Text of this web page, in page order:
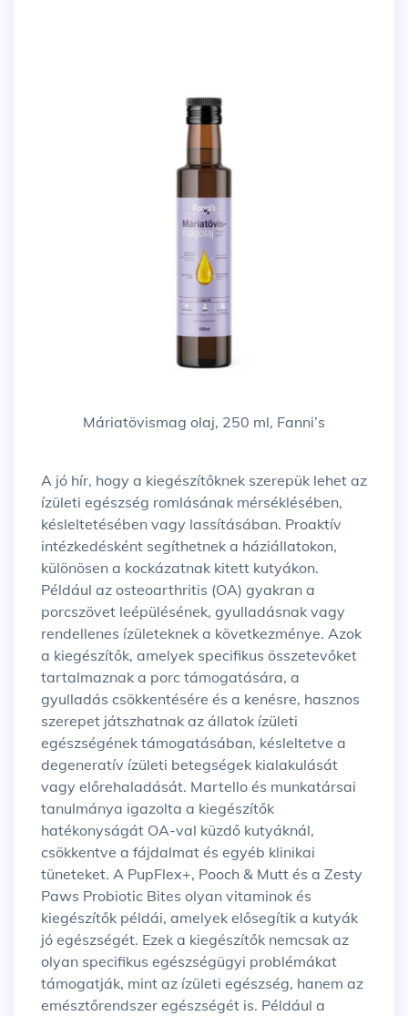
Máriatövismag olaj, 250 ml, Fanni’s
A jó hír, hogy a kiegészítőknek szerepük lehet az
ízületi egészség romlásának mérséklésében,
késleltetésében vagy lassításában. Proaktív
intézkedésként segíthetnek a háziállatokon,
különösen a kockázatnak kitett kutyákon.
Például az osteoarthritis (OA) gyakran a
porcszövet leépülésének, gyulladásnak vagy
rendellenes ízületeknek a következménye. Azok
a kiegészítők, amelyek specifikus összetevőket
tartalmaznak a porc támogatására, a
gyulladás csökkentésére és a kenésre, hasznos
szerepet játszhatnak az állatok ízületi
egészségének támogatásában, késleltetve a
degeneratív ízületi betegségek kialakulását
vagy előrehaladását. Martello és munkatársai
tanulmánya igazolta a kiegészítők
hatékonyságát OA-val küzdő kutyáknál,
csökkentve a fájdalmat és egyéb klinikai
tüneteket. A PupFlex+, Pooch & Mutt és a Zesty
Paws Probiotic Bites olyan vitaminok és
kiegészítők példái, amelyek elősegítik a kutyák
jó egészségét. Ezek a kiegészítők nemcsak az
olyan specifikus egészségügyi problémákat
támogatják, mint az ízületi egészség, hanem az
emésztőrendszer egészségét is. Például a